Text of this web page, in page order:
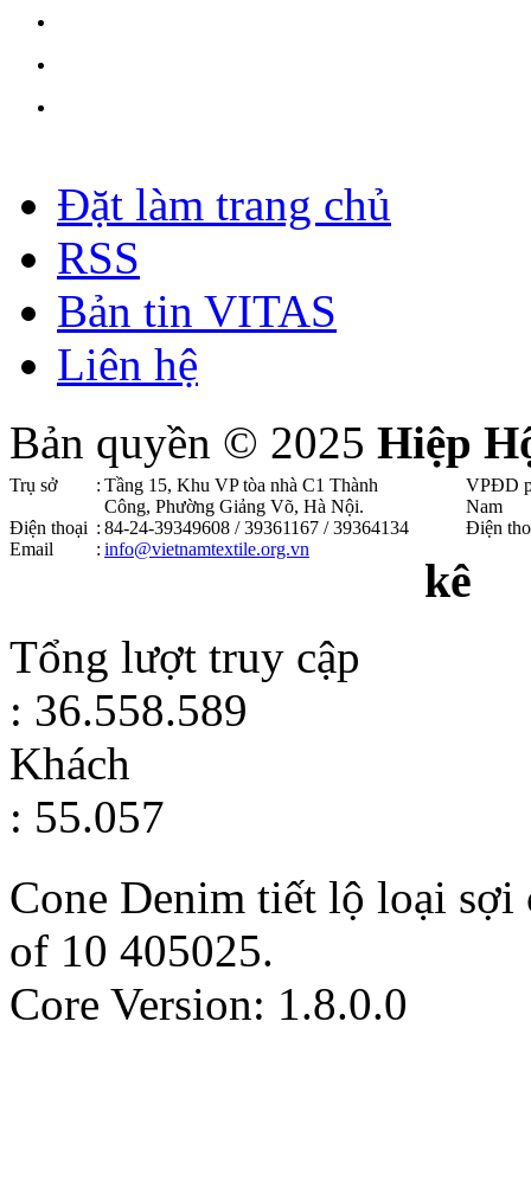
Đặt làm trang chủ
RSS
Bản tin VITAS
Liên hệ
Bản quyền © 2025 Hiệp
Trụ sở : Tầng 15, Khu VP tòa nhà C1 Thành
Công, Phường Giảng Võ, Hà Nội .
Điện thoại : 84-24-39349608 / 39361167 / 39364134
Email
: info@vietnamtextile.org.vn
VPĐD
Nam
Điện
kê
Tổng lượt truy cập
: 36.558.589
Khách
: 55.057
Cone Denim tiết lộ loại sợi
of 10 405025.
Core Version: 1.8.0.0